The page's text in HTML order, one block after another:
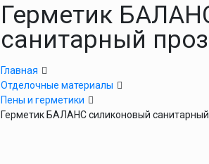
Герметик
санитарный
Главная
Отделочные материалы
Пены и герметики
Герметик БАЛАНС силиконовый